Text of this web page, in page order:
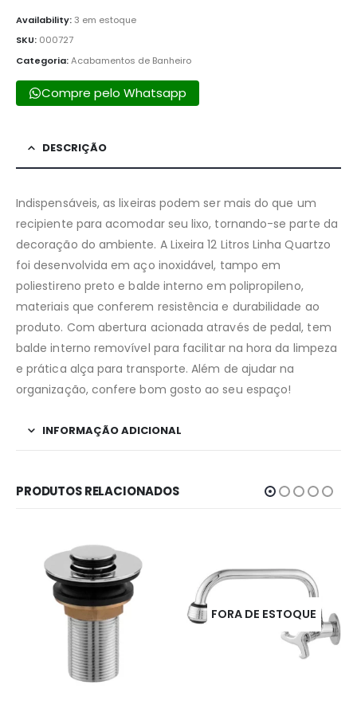
Availability:3 em estoque
SKU: 000727
Categoria:Acabamentos de Banheiro
Compre pelo Whatsapp
DESCRIÇÃO
Indispensáveis, as lixeiras podem ser mais do que um
recipiente para acomodar seu lixo, tornando-se parte da
decoração do ambiente. A Lixeira 12 Litros Linha Quartzo
foi desenvolvida em aço inoxidável, tampo em
poliestireno preto e balde interno em polipropileno,
materiais que conferem resistência e durabilidade ao
produto. Com abertura acionada através de pedal, tem
balde interno removível para facilitar na hora da limpeza
e prática alça para transporte. Além de ajudar na
organização, confere bom gosto ao seu espaço!
INFORMAÇÃO ADICIONAL
PRODUTOS RELACIONADOS
FORA DE ESTOQUE FORA DE